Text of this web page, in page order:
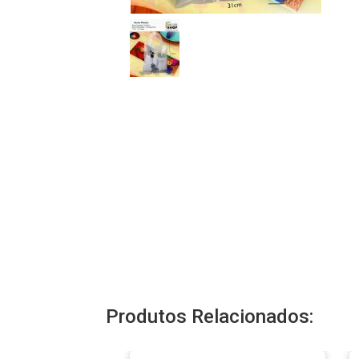
Produtos Relacionados: